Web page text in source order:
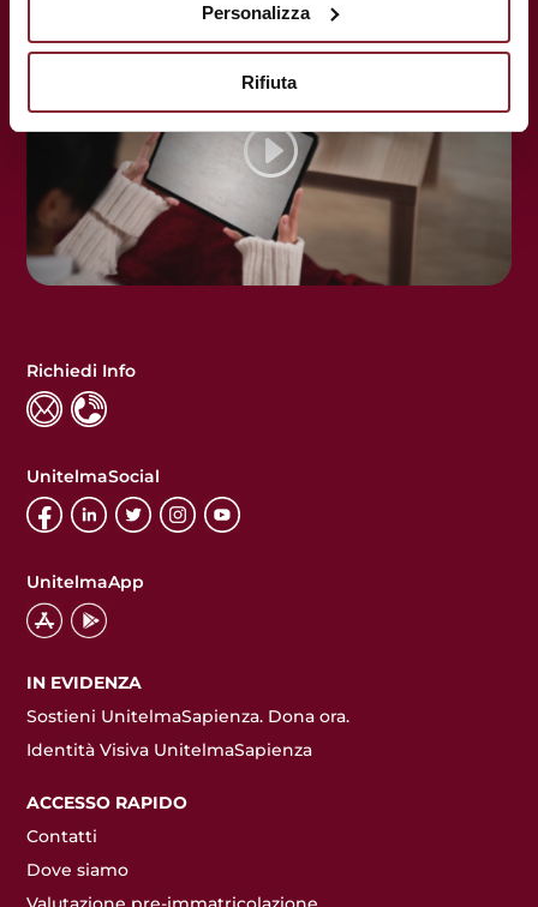
Personalizza
Rifiuta
Richiedi Info
UnitelmaSocial
UnitelmaApp
IN EVIDENZA
Sostieni UnitelmaSapienza. Dona ora.
Identità Visiva UnitelmaSapienza
ACCESSO RAPIDO
Contatti
Dove siamo